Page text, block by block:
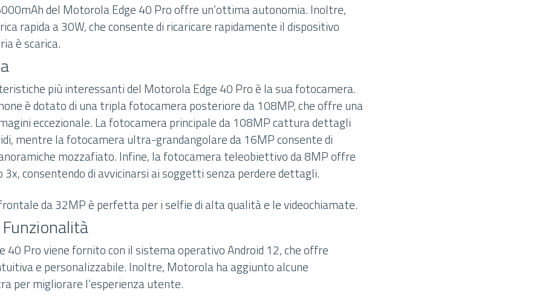
del Motorola Edge 40 Pro offre un’ottima autonomia. Inoltre,
rapida a 30W, che consente di ricaricare rapidamente il dispositivo
è scarica.
più interessanti del Motorola Edge 40 Pro è la sua fotocamera.
è dotato di una tripla fotocamera posteriore da 108MP, che offre una
eccezionale. La fotocamera principale da 108MP cattura dettagli
mentre la fotocamera ultra-grandangolare da 16MP consente di
mozzafiato. Infine, la fotocamera teleobiettivo da 8MP offre
consentendo di avvicinarsi ai soggetti senza perdere dettagli.
da 32MP è perfetta per i selfie di alta qualità e le videochiamate.
40 Pro viene fornito con il sistema operativo Android 12, che offre
e personalizzabile. Inoltre, Motorola ha aggiunto alcune
per migliorare l’esperienza utente.